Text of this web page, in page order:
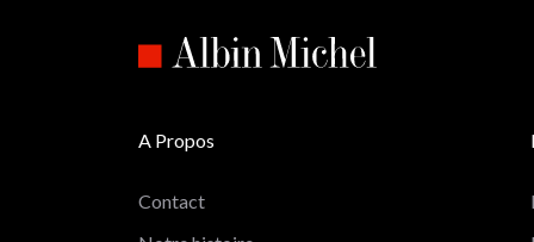
A Propos
Contact